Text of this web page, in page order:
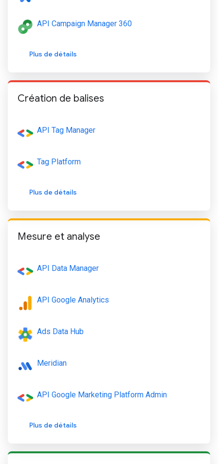
API Campaign Manager 360
Plus de détails
Création de balises
API Tag Manager
Tag Platform
Plus de détails
Mesure et analyse
API Data Manager
API Google Analytics
Ads Data Hub
Meridian
API Google Marketing Platform Admin
Plus de détails